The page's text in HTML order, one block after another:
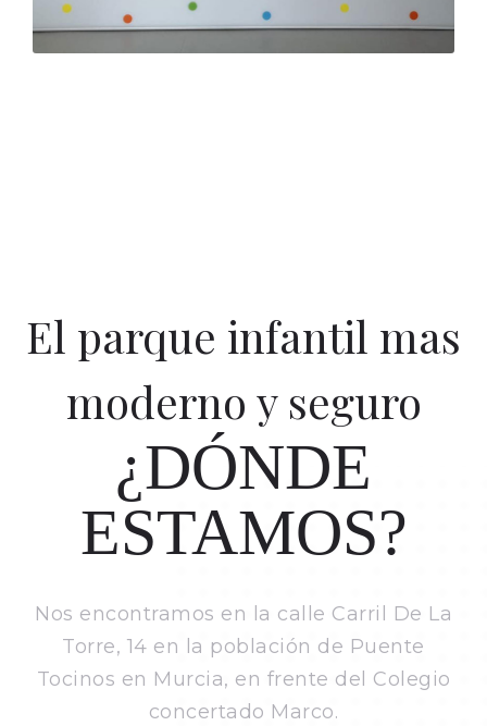
El parque infantil mas
moderno y seguro
¿DÓNDE
ESTAMOS?
Nos encontramos en la calle Carril De La
Torre, 14 en la población de Puente
Tocinos en Murcia, en frente del Colegio
concertado Marco.